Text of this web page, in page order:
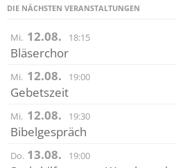
DIE NÄCHSTEN VERANSTALTUNGEN
Mi. 12.08. 18:15
Bläserchor
Mi. 12.08. 19:00
Gebetszeit
Mi. 12.08. 19:30
Bibelgespräch
Do. 13.08. 19:00